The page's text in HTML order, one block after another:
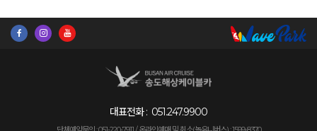
대표전화 : 051.247.9900